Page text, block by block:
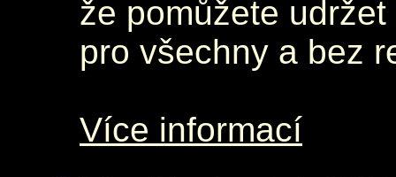
že pomůžete
pro všechny a bez
Více informací